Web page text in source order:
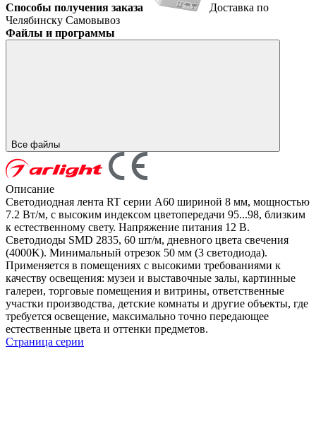
Способы получения заказа
Доставка по
Челябинску Самовывоз
Файлы и программы
Все файлы
Описание
Светодиодная лента RT серии A60 шириной 8 мм, мощностью
7.2 Вт/м, с высоким индексом цветопередачи 95...98, близким
к естественному свету. Напряжение питания 12 В.
Светодиоды SMD 2835, 60 шт/м, дневного цвета свечения
(4000K). Минимальный отрезок 50 мм (3 светодиода).
Применяется в помещениях с высокими требованиями к
качеству освещения: музеи и выставочные залы, картинные
галереи, торговые помещения и витрины, ответственные
участки производства, детские комнаты и другие объекты, где
требуется освещение, максимально точно передающее
естественные цвета и оттенки предметов.
Страница серии